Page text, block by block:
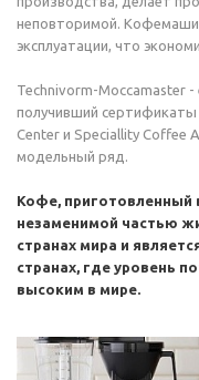
неповторимой.
эксплуатации, что
Technivorm-Moccamaster
получивший сертификаты
Center и Speciallity Coffee
модельный ряд.
Кофе, приготовленный
незаменимой частью
странах мира и
странах, где уровень
высоким в мире.